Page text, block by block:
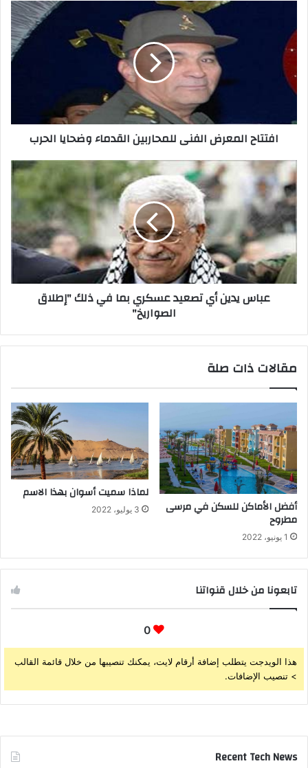
افتتاح المعرض الفنى للمحاربين القدماء وضحايا الحرب
عباس يدين أي تصعيد عسكري بما في ذلك "إطلاق
الصواريخ"
مقالات ذات صلة
أفضل الأماكن للسكن في مرسى
مطروح
1 يونيو، 2022
لماذا سميت أسوان بهذا الاسم
3 يوليو، 2022
تابعونا من خلال قنواتنا
0
هذا الويدجت يتطلب إضافة أرقام لايت، يمكنك تنصيبها من خلال قائمة القالب
> تنصيب الإضافات.
Recent Tech News